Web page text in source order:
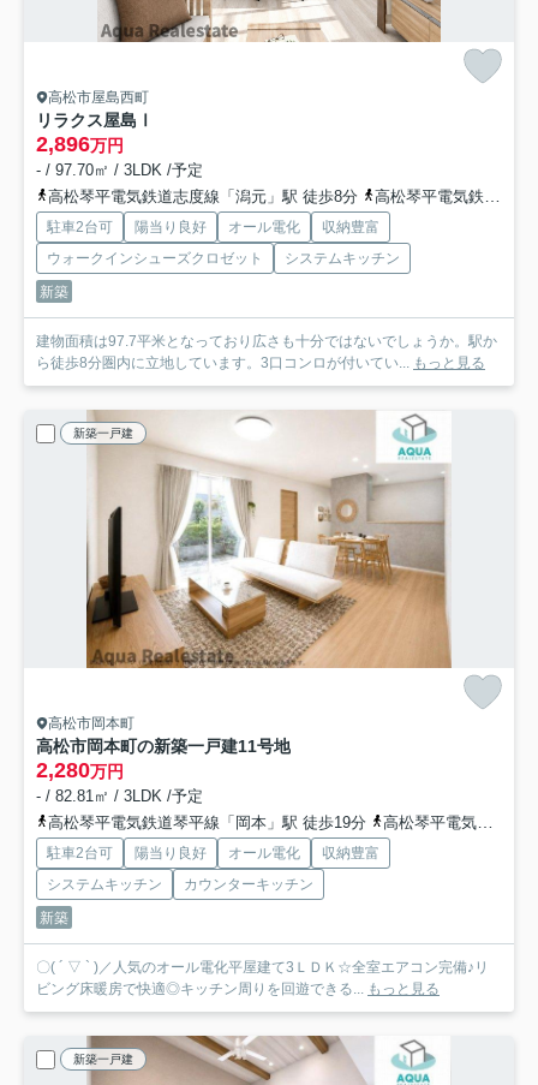
高松市屋島西町
リラクス屋島Ⅰ
2,896万円
- / 97.70㎡ / 3LDK /予定
高松琴平電気鉄道志度線「潟元」駅 徒歩8分
高松琴平電気鉄道志度線「琴電屋島」駅 徒歩13分
駐車2台可 陽当り良好 オール電化
収納豊富
ウォークインシューズクロゼット
システムキッチン
新築
建物面積は97.7平米となっており広さも十分ではないでしょうか。駅か
ら徒歩8分圏内に立地しています。3口コンロが付いてい... もっと見る
新築一戸建
高松市岡本町
高松市岡本町の新築一戸建11号地
2,280万円
- / 82.81㎡ / 3LDK /予定
高松琴平電気鉄道琴平線「岡本」駅 徒歩19分
高松琴平電気鉄道琴平線「円座」駅 徒歩27分
駐車2台可 陽当り良好 オール電化
収納豊富
システムキッチン
カウンターキッチン
新築
〇( ´ ▽ ` )／人気のオール電化平屋建て3ＬＤＫ☆全室エアコン完備♪リ
ビング床暖房で快適◎キッチン周りを回遊できる... もっと見る
新築一戸建